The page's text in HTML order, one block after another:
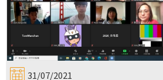
31/07/2021